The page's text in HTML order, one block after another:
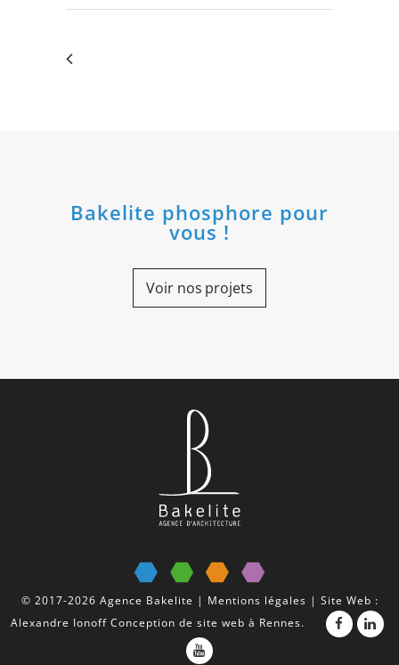
Bakelite phosphore pour
vous !
Voir nos projets
© 2017-2026 Agence Bakelite | Mentions légales | Site Web :
Alexandre Ionoff Conception de site web à Rennes.